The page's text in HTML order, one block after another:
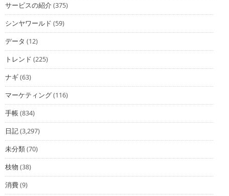
サービスの紹介(375)
シンヤワールド (59)
データ (12)
トレンド (225)
ナギ(63)
マーケティング(116)
手帳(834)
日記(3,297)
未分類(70)
枝物 (38)
消費(9)